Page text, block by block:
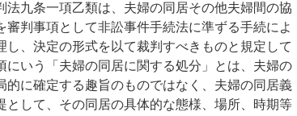
法九条一項乙類は、夫婦の同居その他夫婦間の協
審判事項として非訟事件手続法に準ずる手続によ
し、決定の形式を以て裁判すべきものと規定して
にいう「夫婦の同居に関する処分」とは、夫婦の
的に確定する趣旨のものではなく、夫婦の同居義
として、その同居の具体的な態様、場所、時期等